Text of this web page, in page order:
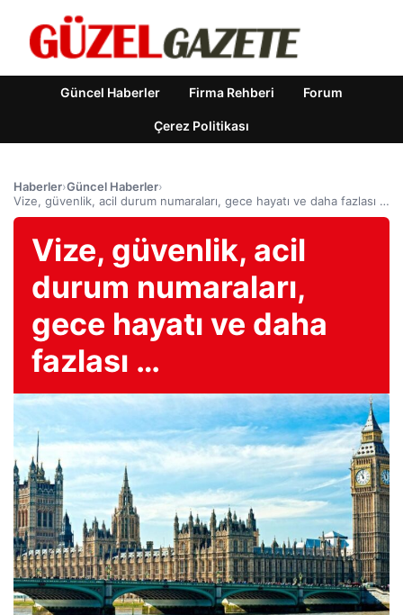
Güncel Haberler Firma Rehberi Forum
Çerez Politikası
Haberler›Güncel Haberler›
Vize, güvenlik, acil durum numaraları, gece hayatı ve daha fazlası …
Vize, güvenlik, acil
durum numaraları,
gece hayatı ve daha
fazlası …